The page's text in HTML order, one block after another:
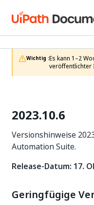
Wichtig :Es kann 1–2
veröffentlichter
2023.10.6
Versionshinweise
Automation Suite.
Release-Datum: 17.
Geringfügige